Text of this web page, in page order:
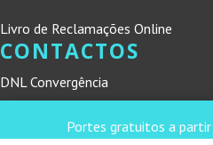
Portes gratuitos a
Livro de Reclamações Online
CONTACTOS
DNL Convergência
Rua Principal nº39-41, RC Direito,